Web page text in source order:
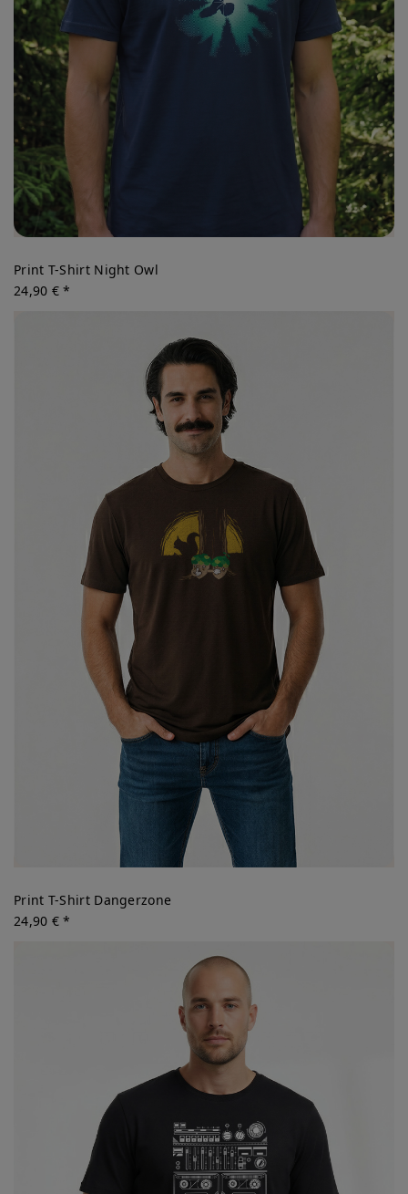
Print T-Shirt Night Owl
24,90 € *
Print T-Shirt Dangerzone
24,90 € *